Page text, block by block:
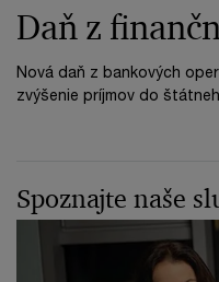
Daň z
Nová daň z bankových
zvýšenie príjmov do
Spoznajte naše